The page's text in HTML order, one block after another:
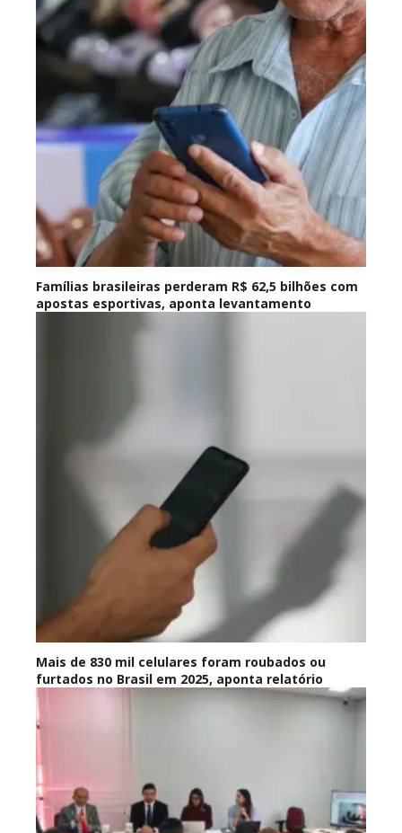
Famílias brasileiras perderam R$ 62,5 bilhões com
apostas esportivas, aponta levantamento
Mais de 830 mil celulares foram roubados ou
furtados no Brasil em 2025, aponta relatório